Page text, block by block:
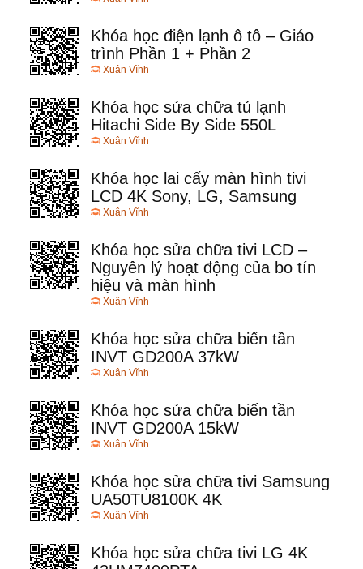
Khóa học điện lạnh ô tô – Giáo
trình Phần 1 + Phần 2
Xuân Vĩnh
Khóa học sửa chữa tủ lạnh
Hitachi Side By Side 550L
Xuân Vĩnh
Khóa học lai cấy màn hình tivi
LCD 4K Sony, LG, Samsung
Xuân Vĩnh
Khóa học sửa chữa tivi LCD –
Nguyên lý hoạt động của bo tín
hiệu và màn hình
Xuân Vĩnh
Khóa học sửa chữa biến tần
INVT GD200A 37kW
Xuân Vĩnh
Khóa học sửa chữa biến tần
INVT GD200A 15kW
Xuân Vĩnh
Khóa học sửa chữa tivi Samsung
UA50TU8100K 4K
Xuân Vĩnh
Khóa học sửa chữa tivi LG 4K